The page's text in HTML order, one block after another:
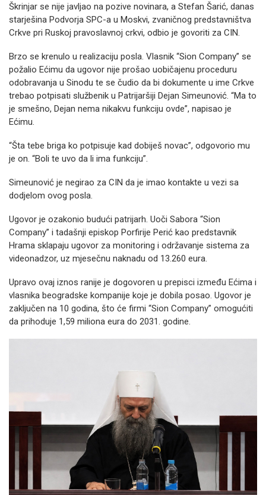
Škrinjar se nije javljao na pozive novinara, a Stefan Šarić, danas
starješina Podvorja SPC-a u Moskvi, zvaničnog predstavništva
Crkve pri Ruskoj pravoslavnoj crkvi, odbio je govoriti za CIN.
Brzo se krenulo u realizaciju posla. Vlasnik “Sion Company” se
požalio Ećimu da ugovor nije prošao uobičajenu proceduru
odobravanja u Sinodu te se čudio da bi dokumente u ime Crkve
trebao potpisati službenik u Patrijaršiji Dejan Simeunović. “Ma to
je smešno, Dejan nema nikakvu funkciju ovde”, napisao je
Ećimu.
“Šta tebe briga ko potpisuje kad dobiješ novac”, odgovorio mu
je on. “Boli te uvo da li ima funkciju”.
Simeunović je negirao za CIN da je imao kontakte u vezi sa
dodjelom ovog posla.
Ugovor je ozakonio budući patrijarh. Uoči Sabora “Sion
Company” i tadašnji episkop Porfirije Perić kao predstavnik
Hrama sklapaju ugovor za monitoring i održavanje sistema za
videonadzor, uz mjesečnu naknadu od 13.260 eura.
Upravo ovaj iznos ranije je dogovoren u prepisci između Ećima i
vlasnika beogradske kompanije koje je dobila posao. Ugovor je
zaključen na 10 godina, što će firmi “Sion Company” omogućiti
da prihoduje 1,59 miliona eura do 2031. godine.